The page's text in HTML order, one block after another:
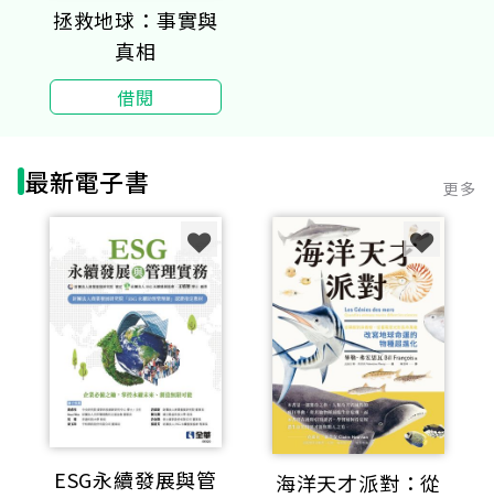
拯救地球：事實與
真相
借閱
最新電子書 更多
ESG永續發展與管
海洋天才派對：從